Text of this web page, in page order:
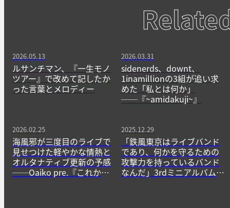
2026.05.13
ルサンチマン、『一生モノ
ツアー』で改めて記したか
った言葉とメロディー
2026.03.31
sidenerds、downt、
1inamillionの3組が追い求
めた「私とは何か」
──『~amidakuji~』
2026.02.25
海風邪が三度目のライブで
見せつけた軽やかな情熱と
オルタナティブ更新の予感
──Oaiko pre.『これか
2025.12.29
「鉄風東京はライブバンド
であり、何かを守るための
攻撃力を持っているバンド
なんだ」3rdミニアルバム